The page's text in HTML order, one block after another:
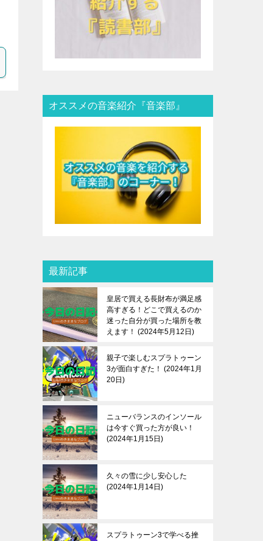
オススメの音楽紹介『音楽部』
最新記事
皇居で買える長財布が満足感
高すぎる！どこで買えるのか
迷った自分が買った場所を教
えます！
2024年5月12日
親子で楽しむスプラトゥーン
3が面白すぎた！
2024年1月
20日
ニューバランスのインソール
は今すぐ買った方が良い！
2024年1月15日
久々の雪に少し安心した
2024年1月14日
スプラトゥーン3で学べる挫